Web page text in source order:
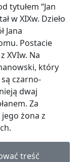
tytułem “Jan
w XIXw. Dzieło
Jana
Postacie
XVIw. Na
który
czarno-
dwaj
Za
żona z
treść